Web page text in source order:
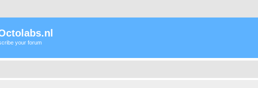
your forum